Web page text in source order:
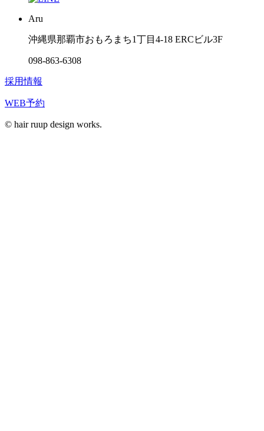
Aru
沖縄県那覇市おもろまち1丁目4-18 ERCビル3F
098-863-6308
採用情報
WEB予約
© hair ruup design works.